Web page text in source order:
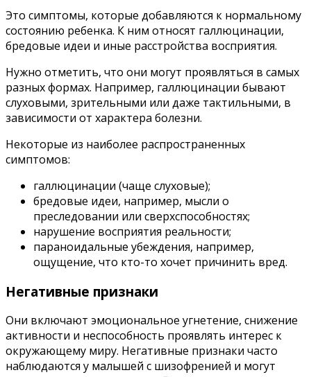
Это симптомы, которые добавляются к нормальному
состоянию ребенка. К ним относят галлюцинации,
бредовые идеи и иные расстройства восприятия.
Нужно отметить, что они могут проявляться в самых
разных формах. Например, галлюцинации бывают
слуховыми, зрительными или даже тактильными, в
зависимости от характера болезни.
Некоторые из наиболее распространенных
симптомов:
галлюцинации (чаще слуховые);
бредовые идеи, например, мысли о
преследовании или сверхспособностях;
нарушение восприятия реальности;
параноидальные убеждения, например,
ощущение, что кто-то хочет причинить вред.
Негативные признаки
Они включают эмоциональное угнетение, снижение
активности и неспособность проявлять интерес к
окружающему миру. Негативные признаки часто
наблюдаются у малышей с шизофренией и могут